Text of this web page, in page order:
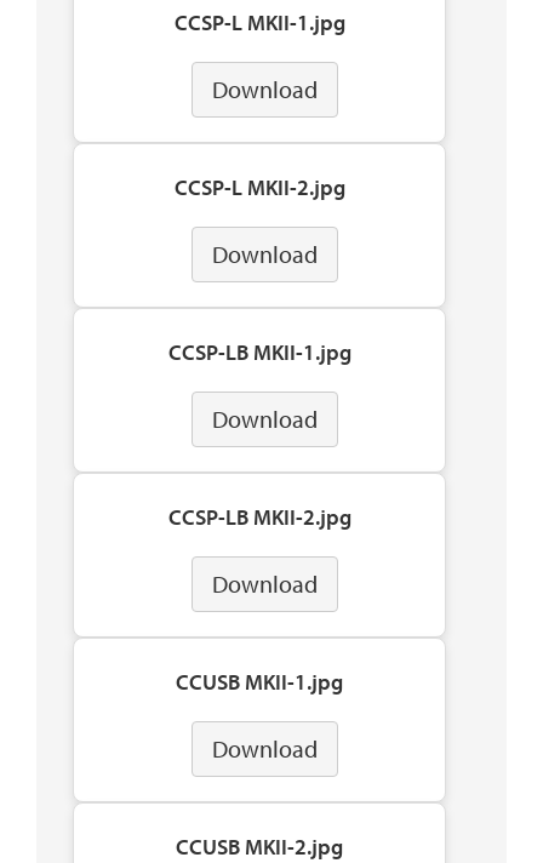
CCSP-L MKII-1.jpg
Download
CCSP-L MKII-2.jpg
Download
CCSP-LB MKII-1.jpg
Download
CCSP-LB MKII-2.jpg
Download
CCUSB MKII-1.jpg
Download
CCUSB MKII-2.jpg